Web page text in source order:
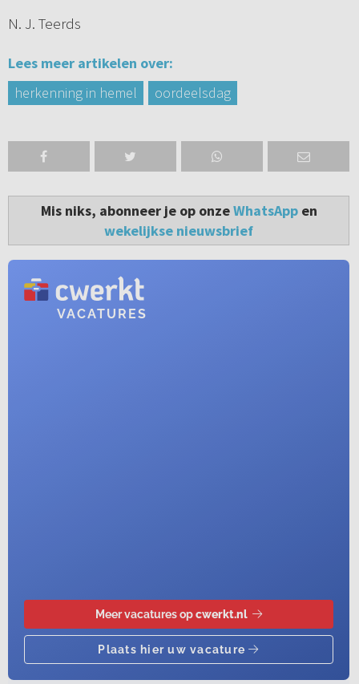
N. J. Teerds
Lees meer artikelen over:
herkenning in hemel
oordeelsdag
Mis niks, abonneer je op onzeWhatsAppen
wekelijkse nieuwsbrief